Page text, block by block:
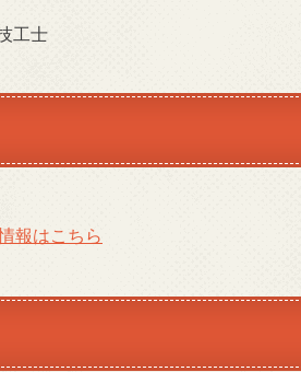
工士
報はこちら